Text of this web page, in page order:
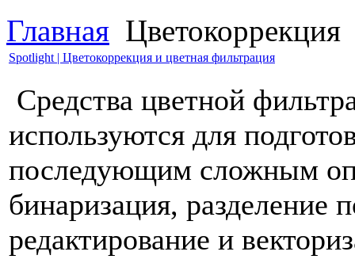
Главная Цветокоррекция
Spotlight | Цветокоррекция и цветная фильтрация
Средства цветной
используются для
последующим сложным
бинаризация, разделение
редактирование и